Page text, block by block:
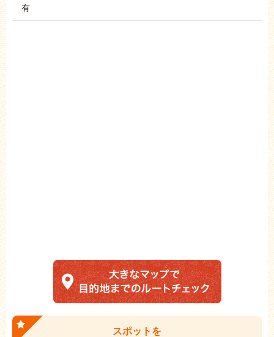
有
スポットを